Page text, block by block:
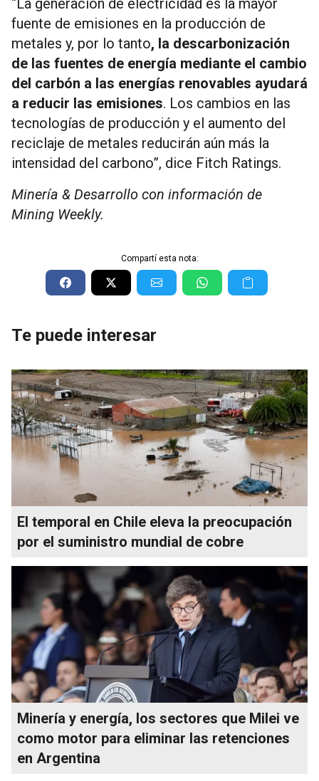
fuente de emisiones en la producción de
metales y, por lo tanto, la descarbonización
de las fuentes de energía mediante el cambio
del carbón a las energías renovables ayudará
a reducir las emisiones. Los cambios en las
tecnologías de producción y el aumento del
reciclaje de metales reducirán aún más la
intensidad del carbono”, dice Fitch Ratings.
Minería & Desarrollo con información de
Mining Weekly.
Compartí esta nota:
Te puede interesar
El temporal en Chile eleva la preocupación
por el suministro mundial de cobre
Minería y energía, los sectores que Milei ve
como motor para eliminar las retenciones
en Argentina